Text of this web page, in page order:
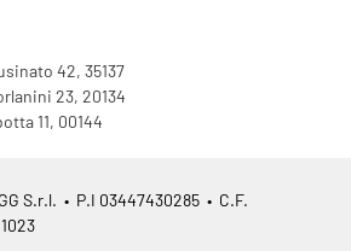
42, 35137
23, 20134
11, 00144
S.r.l. • P.I 03447430285 • C.F.